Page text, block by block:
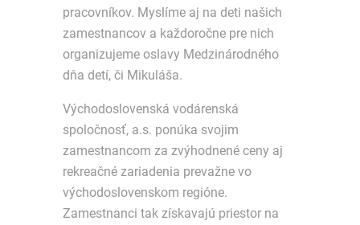
pracovníkov. Myslíme aj na deti našich
zamestnancov a každoročne pre nich
organizujeme oslavy Medzinárodného
dňa detí, či Mikuláša.
Východoslovenská vodárenská
spoločnosť, a.s. ponúka svojim
zamestnancom za zvýhodnené ceny aj
rekreačné zariadenia prevažne vo
východoslovenskom regióne.
Zamestnanci tak získavajú priestor na